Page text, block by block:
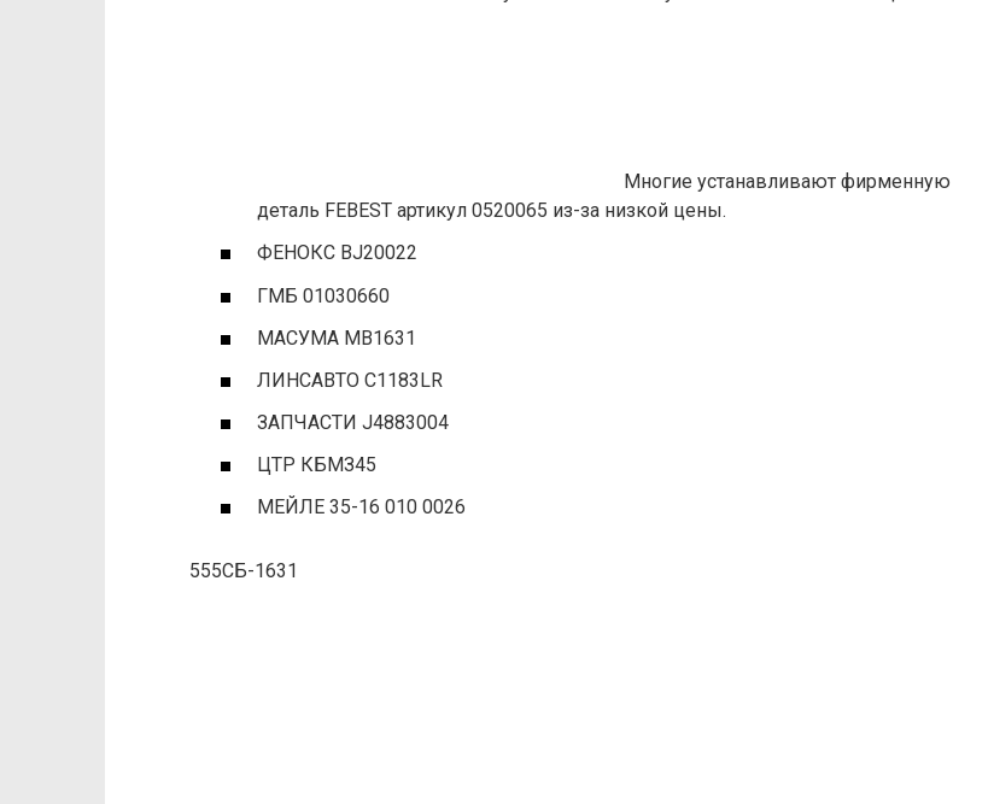
Многие устанавливают фирменную
деталь FEBEST артикул 0520065 из-за низкой цены.
ФЕНОКС BJ20022
ГМБ 01030660
МАСУМА MB1631
ЛИНСАВТО C1183LR
ЗАПЧАСТИ J4883004
ЦТР КБМЗ45
МЕЙЛЕ 35-16 010 0026
555СБ-1631